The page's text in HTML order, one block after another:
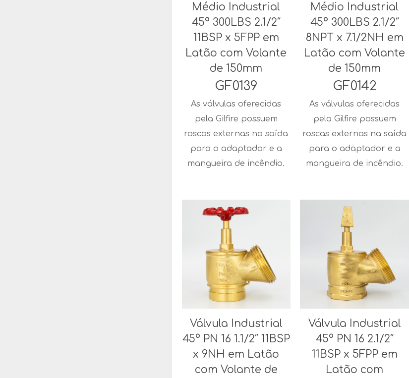
Médio Industrial
45° 300LBS 2.1/2″
11BSP x 5FPP em
Latão com Volante
de 150mm
GF0139
As válvulas oferecidas
pela Gilfire possuem
roscas externas na saída
para o adaptador e a
mangueira de incêndio.
Médio Industrial
45° 300LBS 2.1/2″
8NPT x 7.1/2NH em
Latão com Volante
de 150mm
GF0142
As válvulas oferecidas
pela Gilfire possuem
roscas externas na saída
para o adaptador e a
mangueira de incêndio.
Válvula Industrial
45° PN 16 1.1/2″ 11BSP
x 9NH em Latão
com Volante de
Válvula Industrial
45° PN 16 2.1/2″
11BSP x 5FPP em
Latão com